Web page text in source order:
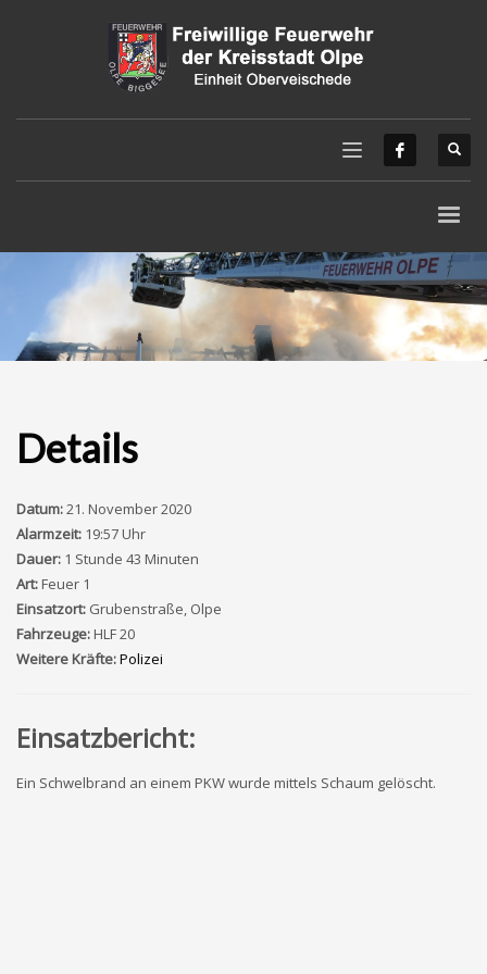
Details
Datum:21. November 2020
Alarmzeit: 19:57 Uhr
Dauer: 1 Stunde 43 Minuten
Art:Feuer 1
Einsatzort: Grubenstraße, Olpe
Fahrzeuge:HLF 20
Weitere Kräfte:Polizei
Einsatzbericht:
Ein Schwelbrand an einem PKW wurde mittels Schaum gelöscht.